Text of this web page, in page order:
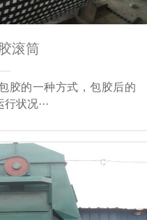
滚筒
胶的一种方式，包胶后的
状况···